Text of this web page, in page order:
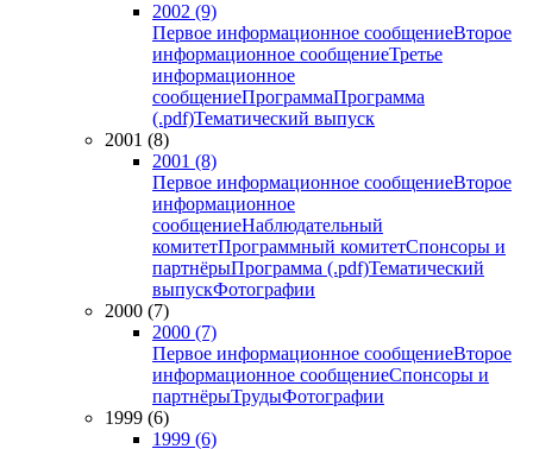
2002 (9)
Первое информационное сообщениеВторое
информационное сообщениеТретье
информационное
сообщениеПрограммаПрограмма
(.pdf)Тематический выпуск
2001 (8)
2001 (8)
Первое информационное сообщениеВторое
информационное
сообщениеНаблюдательный
комитетПрограммный комитетСпонсоры и
партнёрыПрограмма (.pdf)Тематический
выпускФотографии
2000 (7)
2000 (7)
Первое информационное сообщениеВторое
информационное сообщениеСпонсоры и
партнёрыТрудыФотографии
1999 (6)
1999 (6)